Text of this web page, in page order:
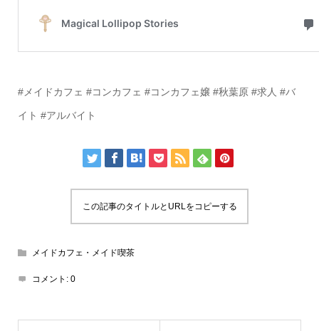
#メイドカフェ #コンカフェ #コンカフェ嬢 #秋葉原 #求人 #バ
イト #アルバイト
この記事のタイトルとURLをコピーする
メイドカフェ・メイド喫茶
コメント: 0